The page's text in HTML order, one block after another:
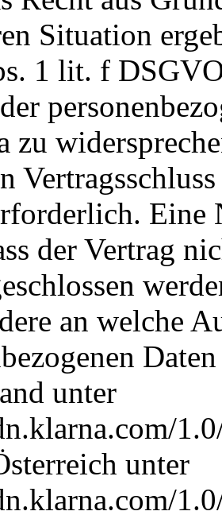
Situation
1 lit. f
zu
Eine
der Vertrag
an welche
unter
unter